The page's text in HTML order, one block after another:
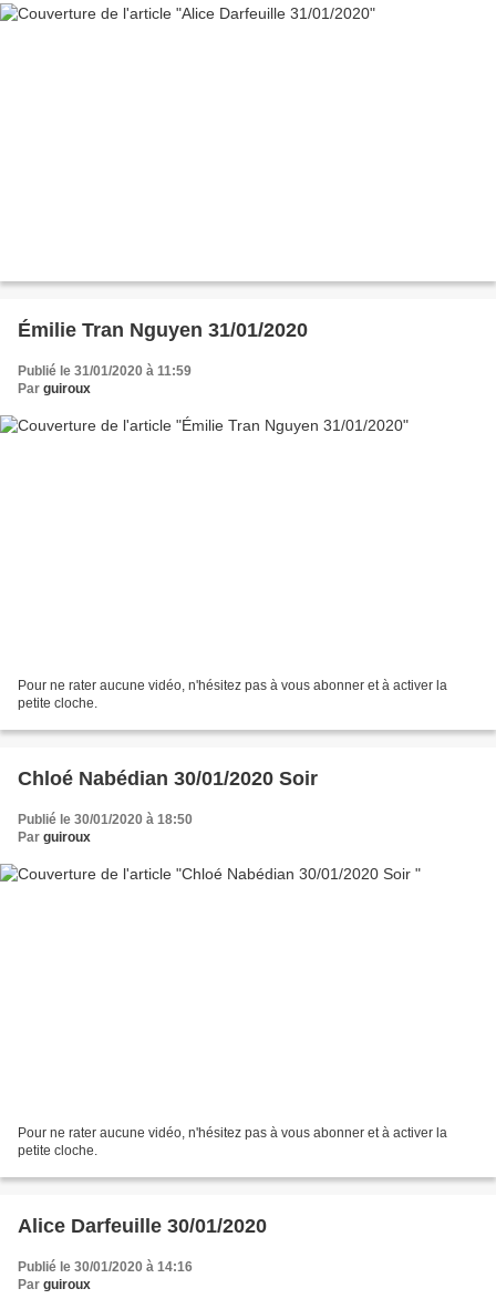
Émilie Tran Nguyen 31/01/2020
Publié le 31/01/2020 à 11:59
Par guiroux
Pour ne rater aucune vidéo, n'hésitez pas à vous abonner et à activer la
petite cloche.
Chloé Nabédian 30/01/2020 Soir
Publié le 30/01/2020 à 18:50
Par guiroux
Pour ne rater aucune vidéo, n'hésitez pas à vous abonner et à activer la
petite cloche.
Alice Darfeuille 30/01/2020
Publié le 30/01/2020 à 14:16
Par guiroux